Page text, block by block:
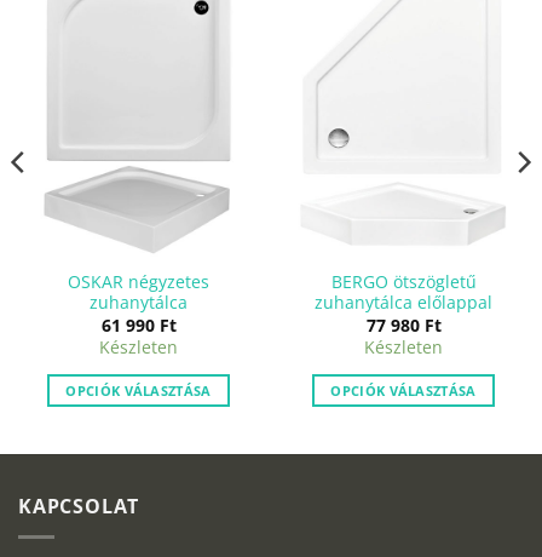
OSKAR négyzetes
zuhanytálca
61 990 Ft
Készleten
OPCIÓK VÁLASZTÁSA
BERGO ötszögletű
zuhanytálca előlappal
77 980 Ft
Készleten
OPCIÓK VÁLASZTÁSA
KAPCSOLAT